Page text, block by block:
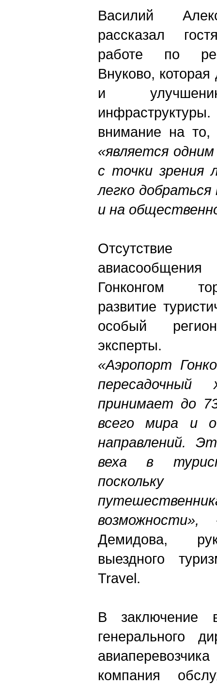
Василий
рассказал
работе по
Внуково,
и
внимание на то,
«является
с точки зрения
легко
и на
Гонконгом
развитие
особый
эксперты.
«Аэропорт
принимает до
всего мира и
направлений.
веха в
возможности», -
Демидова,
выездного
Travel.
В заключение
генерального
компания